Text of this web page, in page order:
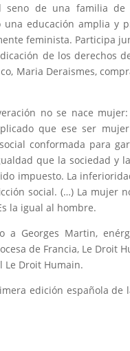
de una familia de
educación amplia y
feminista. Participa
de los derechos
Maria Deraismes,
no se nace
que ese ser
conformada para
que la sociedad y
impuesto. La
social. (…) La mujer
la igual al hombre.
a Georges Martin,
de Francia, Le Droit
Le Droit Humain.
edición española de